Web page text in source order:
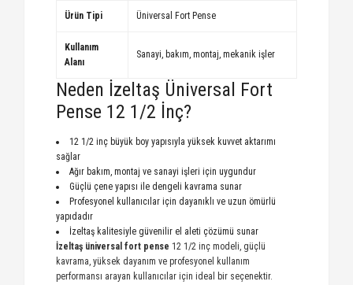
Ürün Tipi Üniversal Fort Pense
Kullanım
Alanı
Sanayi, bakım, montaj, mekanik işler
Neden İzeltaş Üniversal Fort
Pense 12 1/2 İnç?
12 1/2 inç büyük boy yapısıyla yüksek kuvvet aktarımı
sağlar
Ağır bakım, montaj ve sanayi işleri için uygundur
Güçlü çene yapısı ile dengeli kavrama sunar
Profesyonel kullanıcılar için dayanıklı ve uzun ömürlü
yapıdadır
İzeltaş kalitesiyle güvenilir el aleti çözümü sunar
İzeltaş üniversal fort pense 12 1/2 inç modeli, güçlü
kavrama, yüksek dayanım ve profesyonel kullanım
performansı arayan kullanıcılar için ideal bir seçenektir.